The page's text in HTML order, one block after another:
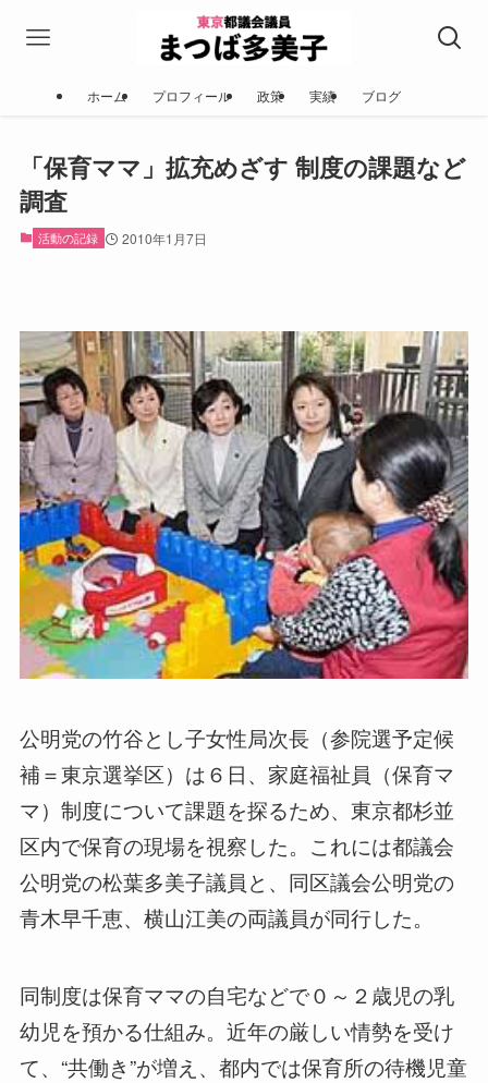
ホーム プロフィール 政策 実績 ブログ
「保育ママ」拡充めざす 制度の課題など
調査
活動の記録 2010年1月7日
公明党の竹谷とし子女性局次長（参院選予定候
補＝東京選挙区）は６日、家庭福祉員（保育マ
マ）制度について課題を探るため、東京都杉並
区内で保育の現場を視察した。これには都議会
公明党の松葉多美子議員と、同区議会公明党の
青木早千恵、横山江美の両議員が同行した。
同制度は保育ママの自宅などで０～２歳児の乳
幼児を預かる仕組み。近年の厳しい情勢を受け
て、“共働き”が増え、都内では保育所の待機児童